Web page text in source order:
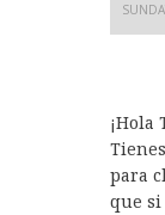
¡Hola
para
que